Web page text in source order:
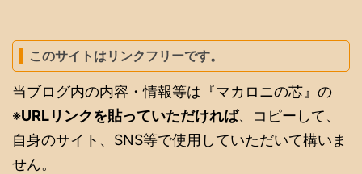
このサイトはリンクフリーです。
当ブログ内の内容・情報等は『マカロニの芯』の
※URLリンクを貼っていただければ、コピーして、
自身のサイト、SNS等で使用していただいて構いま
せん。